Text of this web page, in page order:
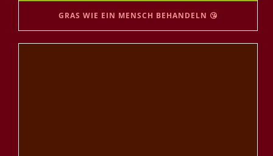
GRAS WIE EIN MENSCH BEHANDELN 😘